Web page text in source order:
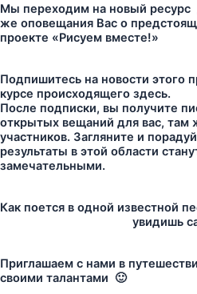
Мы переходим на новый ресурс
же оповещания Вас о
проекте «Рисуем вместе!»
Подпишитесь на новости этого
курсе происходящего здесь.
После подписки, вы получите
открытых вещаний для вас,
участников. Загляните и
результаты в этой области
замечательными.
Как поется в одной известной
увидишь
Приглашаем с нами в
своими талантами 🙂